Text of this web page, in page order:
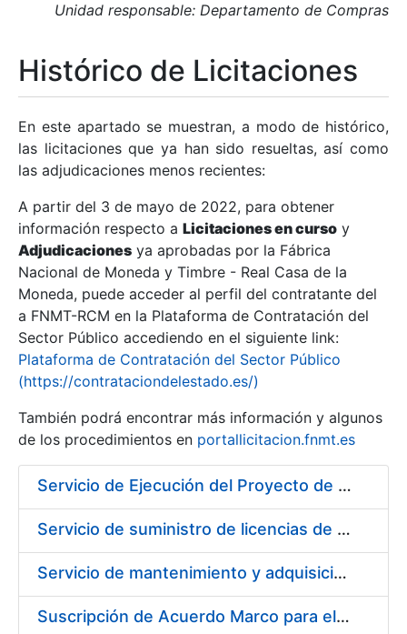
Mostrar/Ocultar
Mostrar/Ocultar
Mostrar/Ocultar
Unidad responsable: Departamento de Compras
Histórico de Licitaciones
En este apartado se muestran, a modo de histórico,
las licitaciones que ya han sido resueltas, así como
las adjudicaciones menos recientes:
A partir del 3 de mayo de 2022, para obtener
información respecto a Licitaciones en curso y
Adjudicaciones ya aprobadas por la Fábrica
Nacional de Moneda y Timbre - Real Casa de la
Moneda, puede acceder al perfil del contratante del
a FNMT-RCM en la Plataforma de Contratación del
Sector Público accediendo en el siguiente link:
Plataforma de Contratación del Sector Público
(https://contrataciondelestado.es/)
También podrá encontrar más información y algunos
de los procedimientos en portallicitacion.fnmt.es
Servicio de Ejecución del Proyecto de Diseño, Construcción, Montaje, Desmontaje y Transporte de Stands para las diferentes Ferias Nacionales e Internacionales a celebrar durante 2020
Servicio de suministro de licencias de productos BES12
Servicio de mantenimiento y adquisición de las tapas automáticas HYGOLET instaladas en la FNMT-RCM de Madrid, y el suministro de rollos de plásticos originales
Suscripción de Acuerdo Marco para el Suministro de Material de Ferretería para la Entidad Pública Empresarial Fábrica Nacional de Moneda y Timbre-Real Casa de la Moneda (FNMT-RCM)